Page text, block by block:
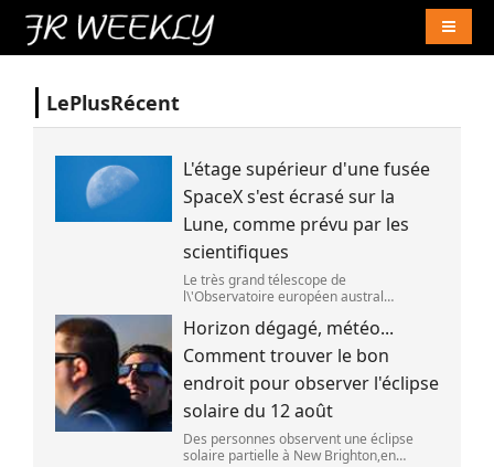
LePlusRécent
L'étage supérieur d'une fusée
SpaceX s'est écrasé sur la
Lune, comme prévu par les
scientifiques
Le très grand télescope de
l\'Observatoire européen austral
que l\'étage supérieur d\'une fusée de
SpaceX s\'est bien écrasé sur la Lune,le 5
aoû
Horizon dégagé, météo...
Comment trouver le bon
endroit pour observer l'éclipse
solaire du 12 août
Des personnes observent une éclipse
solaire partielle à New Brighton,en